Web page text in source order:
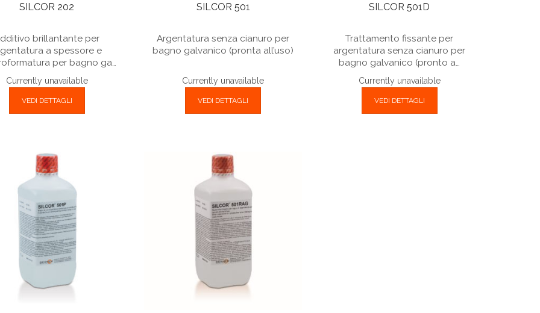
SILCOR 202
brillantante per
a spessore e
per bagno ga…
Currently unavailable
VEDI DETTAGLI
SILCOR 501
Argentatura senza cianuro per
bagno galvanico (pronta all’uso)
Currently unavailable
VEDI DETTAGLI
SILCOR 501D
Trattamento fissante per
argentatura senza cianuro per
bagno galvanico (pronto a…
Currently unavailable
VEDI DETTAGLI